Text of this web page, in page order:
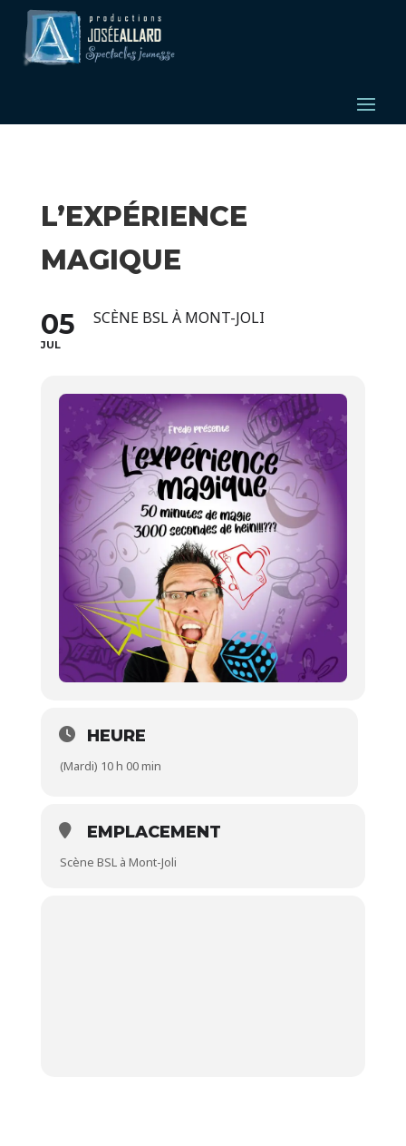
L’EXPÉRIENCE
MAGIQUE
05
JUL
SCÈNE BSL À MONT-JOLI
HEURE
(Mardi) 10 h 00 min
EMPLACEMENT
Scène BSL à Mont-Joli